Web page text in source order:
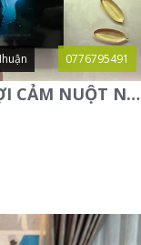
0776795491
❣️HÂN BABY❣️GỢI CẢM NUỘT NÀ DÁNG SON XINH XINH QUYẾN RŨ